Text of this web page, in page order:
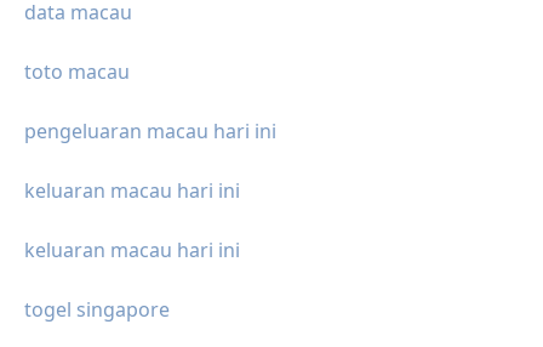
data macau
toto macau
pengeluaran macau hari ini
keluaran macau hari ini
keluaran macau hari ini
togel singapore